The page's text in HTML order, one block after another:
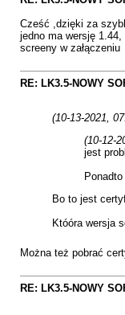
Cześć ,dzięki za
jedno ma wersję 1.44,
screeny w załączeniu
RE: LK3.5-NOWY
(10-13-2021,
(10-12-
jest
Bo to jest
Któóra wersja
Można też pobrać
RE: LK3.5-NOWY